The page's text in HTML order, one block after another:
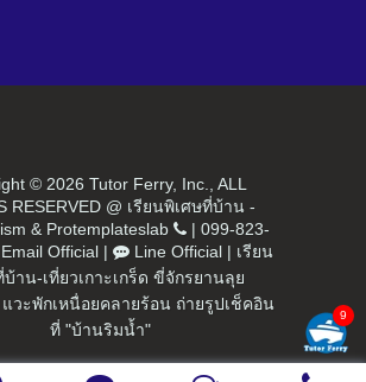
© 2026 Tutor Ferry, Inc., ALL
RESERVED @ เรียนพิเศษที่บ้าน -
& Protemplateslab | 099-823-
Email Official| Line Official| เรียน
าน-เที่ยวเกาะเกร็ด ขี่จักรยานลุย
วะพักเหนื่อยคลายร้อน ถ่ายรูปเช็คอิน
ที่ "บ้านริมน้ำ"